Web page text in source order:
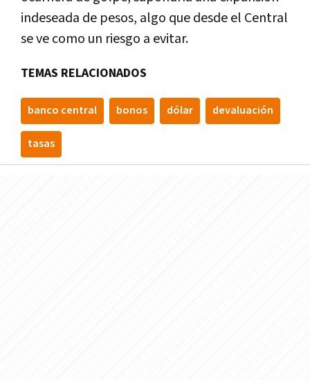
indeseada de pesos, algo que desde el Central
se ve como un riesgo a evitar.
TEMAS RELACIONADOS
banco central bonos dólar devaluación
tasas